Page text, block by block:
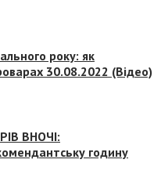
року: як
30.08.2022 (Відео)
ВНОЧІ:
годину